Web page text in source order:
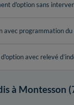
d'option sans
avec programmation
avec relevé
à Montesson